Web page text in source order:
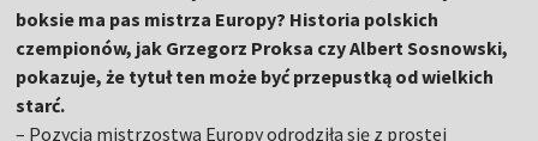
boksie ma pas mistrza Europy? Historia polskich
czempionów, jak Grzegorz Proksa czy Albert Sosnowski,
pokazuje, że tytuł ten może być przepustką od wielkich
starć.
– Pozycja mistrzostwa Europy odrodziła się z prostej